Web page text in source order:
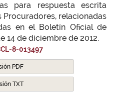
para respuesta escrita
relacionadas
en el Boletín Oficial de
14 de diciembre de 2012.
8-013497
PDF
TXT